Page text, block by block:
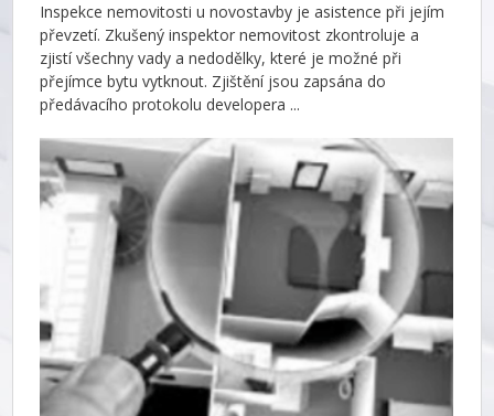
Inspekce nemovitosti u novostavby je asistence při jejím
převzetí. Zkušený inspektor nemovitost zkontroluje a
zjistí všechny vady a nedodělky, které je možné při
přejímce bytu vytknout. Zjištění jsou zapsána do
předávacího protokolu developera ...